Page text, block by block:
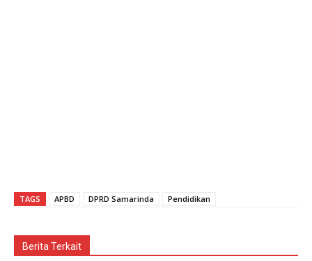
TAGS APBD DPRD Samarinda Pendidikan
Berita Terkait